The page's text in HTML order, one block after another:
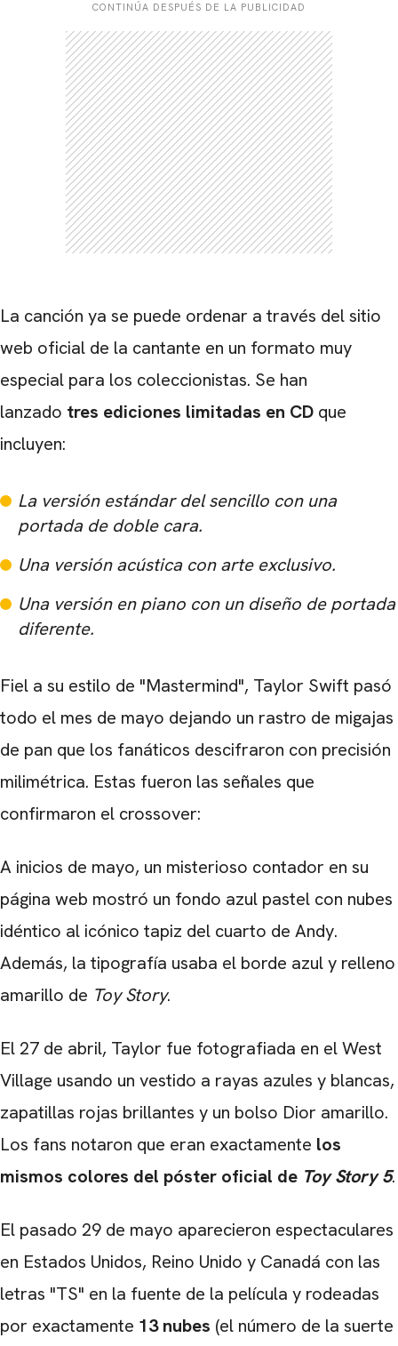
CONTINÚA DESPUÉS DE LA PUBLICIDAD
La canción ya se puede ordenar a través del sitio
web oficial de la cantante en un formato muy
especial para los coleccionistas. Se han
lanzado tres ediciones limitadas en CD que
incluyen:
La versión estándar del sencillo con una
portada de doble cara.
Una versión acústica con arte exclusivo.
Una versión en piano con un diseño de portada
diferente.
Fiel a su estilo de "Mastermind", Taylor Swift pasó
todo el mes de mayo dejando un rastro de migajas
de pan que los fanáticos descifraron con precisión
milimétrica. Estas fueron las señales que
confirmaron el crossover:
A inicios de mayo, un misterioso contador en su
página web mostró un fondo azul pastel con nubes
idéntico al icónico tapiz del cuarto de Andy.
Además, la tipografía usaba el borde azul y relleno
amarillo de Toy Story.
El 27 de abril, Taylor fue fotografiada en el West
Village usando un vestido a rayas azules y blancas,
zapatillas rojas brillantes y un bolso Dior amarillo.
Los fans notaron que eran exactamente los
mismos colores del póster oficial de Toy Story 5.
El pasado 29 de mayo aparecieron espectaculares
en Estados Unidos, Reino Unido y Canadá con las
letras "TS" en la fuente de la película y rodeadas
por exactamente 13 nubes (el número de la suerte